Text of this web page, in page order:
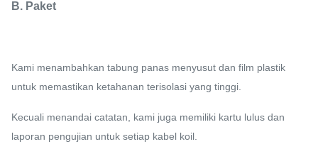
B. Paket
Kami menambahkan tabung panas menyusut dan film plastik
untuk memastikan ketahanan terisolasi yang tinggi.
Kecuali menandai catatan, kami juga memiliki kartu lulus dan
laporan pengujian untuk setiap kabel koil.